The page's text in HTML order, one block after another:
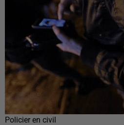
Policier en civil